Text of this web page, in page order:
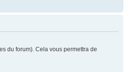
du forum). Cela vous permettra de